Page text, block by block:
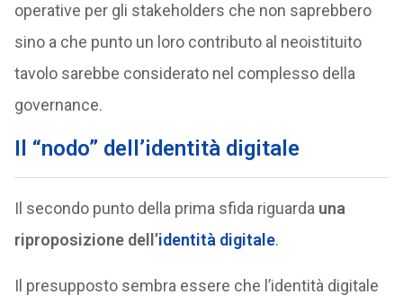
operative per gli stakeholders che non saprebbero
sino a che punto un loro contributo al neoistituito
tavolo sarebbe considerato nel complesso della
governance.
Il “nodo” dell’identità digitale
Il secondo punto della prima sfida riguarda una
riproposizione dell’identità digitale.
Il presupposto sembra essere che l’identità digitale